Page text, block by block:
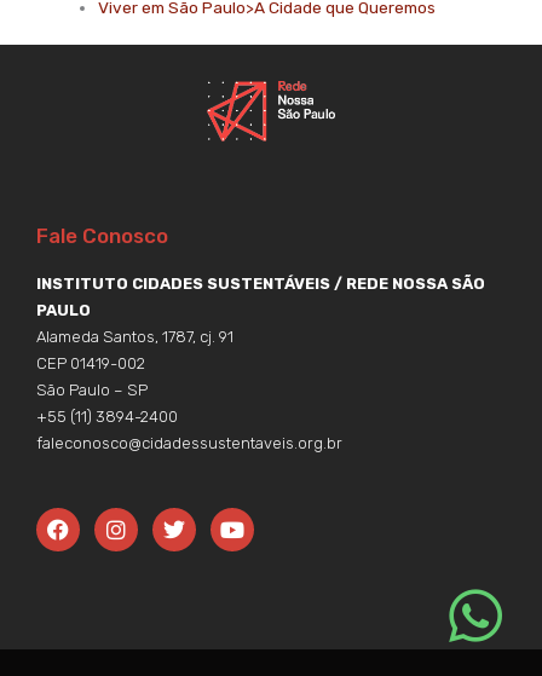
Viver em São Paulo>A Cidade que Queremos
Fale Conosco
INSTITUTO CIDADES SUSTENTÁVEIS / REDE NOSSA SÃO
PAULO
Alameda Santos, 1787, cj. 91
CEP 01419-002
São Paulo – SP
+55 (11) 3894-2400
faleconosco@cidadessustentaveis.org.br
F
a
o
I
n
r
T
w
r
Y
o
e